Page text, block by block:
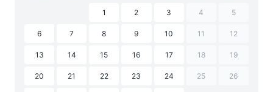
1 2 3 4 5
6 7 8 9 10 11 12
13 14 15 16 17 18 19
20 21 22 23 24 25 26